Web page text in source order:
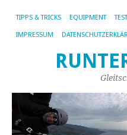
TIPPS & TRICKS EQUIPMENT
IMPRESSUM